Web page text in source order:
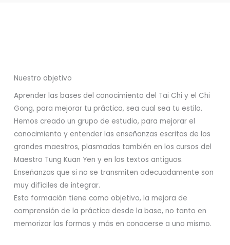
Nuestro objetivo
Aprender las bases del conocimiento del Tai Chi y el Chi
Gong, para mejorar tu práctica, sea cual sea tu estilo.
Hemos creado un grupo de estudio, para mejorar el
conocimiento y entender las enseñanzas escritas de los
grandes maestros, plasmadas también en los cursos del
Maestro Tung Kuan Yen y en los textos antiguos.
Enseñanzas que si no se transmiten adecuadamente son
muy difíciles de integrar.
Esta formación tiene como objetivo, la mejora de
comprensión de la práctica desde la base, no tanto en
memorizar las formas y más en conocerse a uno mismo.